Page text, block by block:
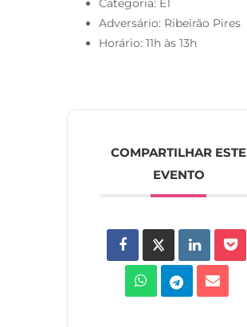
Categoria: E1
Adversário: Ribeirão Pires
Horário: 11h às 13h
COMPARTILHAR ESTE
EVENTO